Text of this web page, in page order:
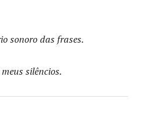
sonoro das frases.
silêncios.